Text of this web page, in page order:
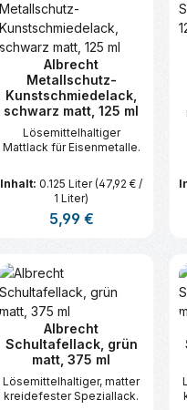
Albrecht
Metallschutz-
Kunstschmiedelack,
schwarz matt, 125 ml
Lösemittelhaltiger
Mattlack für Eisenmetalle.
Inhalt:0.125 Liter(47,92 € /
1 Liter)
Regulärer Preis:
5,99 €
Produkt Anzahl:
Albrecht
Schultafellack, grün
matt, 375 ml
Lösemittelhaltiger, matter
kreidefester Speziallack.